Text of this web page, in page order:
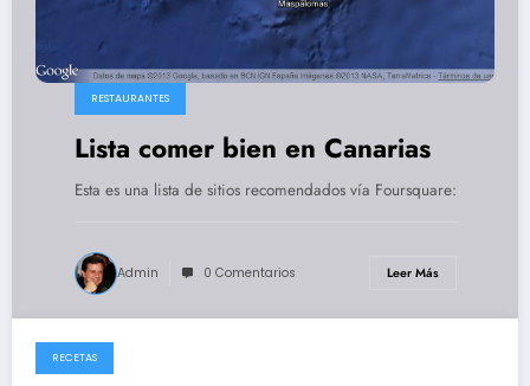
RESTAURANTES
Lista comer bien en Canarias
Esta es una lista de sitios recomendados vía Foursquare:
Admin 0 Comentarios Leer Más
26/05/2026
RECETAS